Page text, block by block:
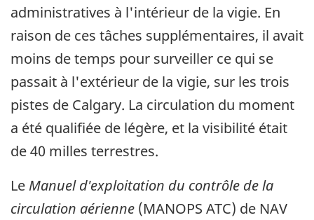
administratives à l'intérieur de la vigie. En
raison de ces tâches supplémentaires, il avait
moins de temps pour surveiller ce qui se
passait à l'extérieur de la vigie, sur les trois
pistes de Calgary. La circulation du moment
a été qualifiée de légère, et la visibilité était
de 40 milles terrestres.
Le Manuel d'exploitation du contrôle de la
circulation aérienne (MANOPS ATC) de NAV